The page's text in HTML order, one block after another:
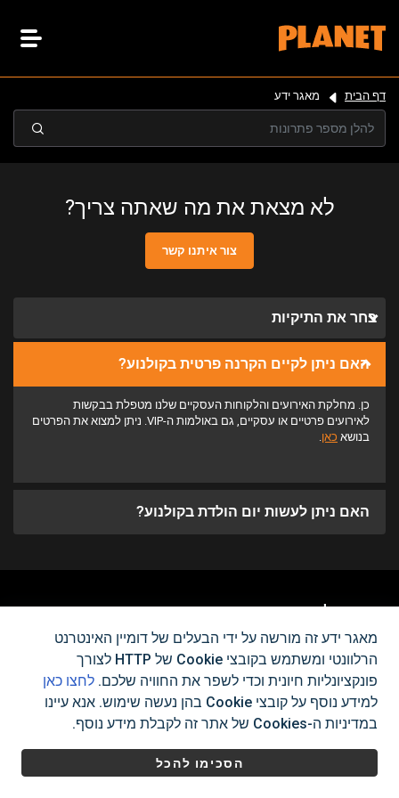
דף הבית מאגר ידע
לא מצאת את מה שאתה צריך?
צור איתנו קשר
בחר את התיקיות
האם ניתן לקיים הקרנה פרטית בקולנוע?
כן. מחלקת האירועים והלקוחות העסקיים שלנו מטפלת בבקשות
לאירועים פרטיים או עסקיים, גם באולמות ה-VIP. ניתן למצוא את הפרטים
בנושא כאן.
האם ניתן לעשות יום הולדת בקולנוע?
לא מצאת את מה שאתה צריך?
צור איתנו קשר
כל הזכויות שמורות לפלאנט, בתי קולנוע תיאטראות בע"מ 2025
תנאים והגבלות | מדיניות פרטיות
מאגר ידע זה מורשה על ידי הבעלים של דומיין האינטרנט
הרלוונטי ומשתמש בקובצי Cookie של HTTP לצורך
פונקציונליות חיונית וכדי לשפר את החוויה שלכם. לחצו כאן
למידע נוסף על קובצי Cookie בהן נעשה שימוש. אנא עיינו
במדיניות ה-Cookies של אתר זה לקבלת מידע נוסף.
הסכימו להכל